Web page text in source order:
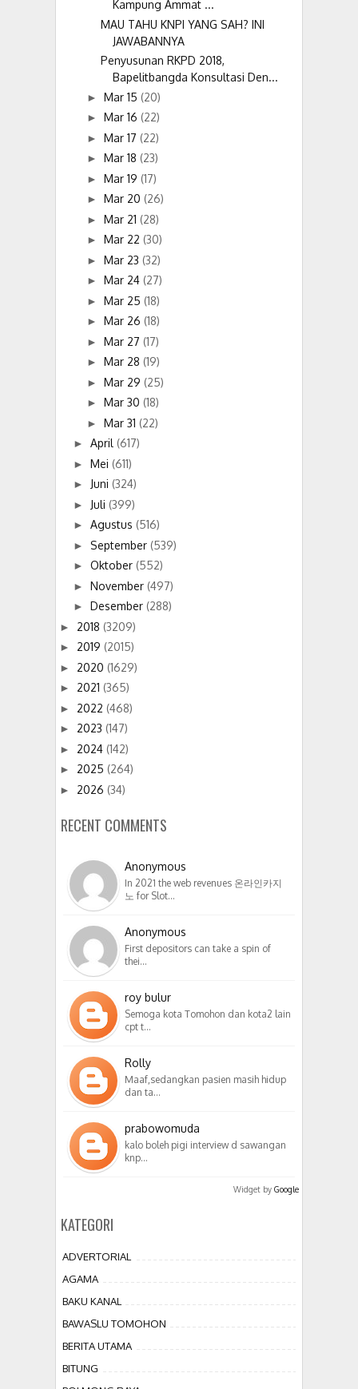
Kampung Ammat ...
MAU TAHU KNPI YANG SAH? INI
JAWABANNYA
Penyusunan RKPD 2018,
Bapelitbangda Konsultasi Den...
► Mar 15 (20)
► Mar 16 (22)
► Mar 17 (22)
► Mar 18 (23)
► Mar 19 (17)
► Mar 20 (26)
► Mar 21 (28)
► Mar 22 (30)
► Mar 23 (32)
► Mar 24 (27)
► Mar 25 (18)
► Mar 26 (18)
► Mar 27 (17)
► Mar 28 (19)
► Mar 29 (25)
► Mar 30 (18)
► Mar 31 (22)
► April (617)
► Mei (611)
► Juni (324)
► Juli (399)
► Agustus (516)
► September (539)
► Oktober (552)
► November (497)
► Desember (288)
► 2018 (3209)
► 2019 (2015)
► 2020 (1629)
► 2021 (365)
► 2022 (468)
► 2023 (147)
► 2024 (142)
► 2025 (264)
► 2026 (34)
RECENT COMMENTS
Anonymous
In 2021 the web revenues 온라인카지
노 for Slot…
Anonymous
First depositors can take a spin of
thei…
roy bulur
Semoga kota Tomohon dan kota2 lain
cpt t…
Rolly
Maaf,sedangkan pasien masih hidup
dan ta…
prabowomuda
kalo boleh pigi interview d sawangan
knp…
Widget by Google
KATEGORI
ADVERTORIAL
AGAMA
BAKU KANAL
BAWASLU TOMOHON
BERITA UTAMA
BITUNG